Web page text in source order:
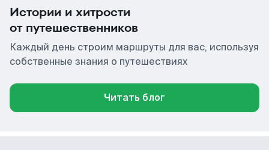
Истории и хитрости
от путешественников
Каждый день строим маршруты для вас, используя
собственные знания о путешествиях
Читать блог